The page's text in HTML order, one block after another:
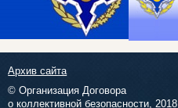
Архив сайта
© Организация Договора
о коллективной безопасности, 2018